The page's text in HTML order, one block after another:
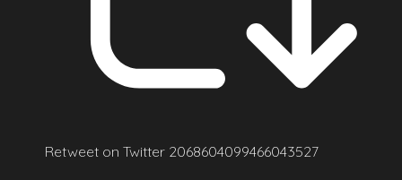
Retweet on Twitter 2068604099466043527